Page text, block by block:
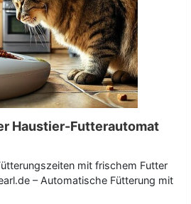
Haustier-Futterautomat
mit frischem Futter
– Automatische Fütterung mit